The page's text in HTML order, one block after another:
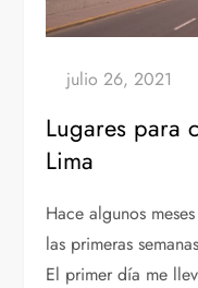
Lugares para
Lima
Hace algunos
las primeras
El primer día me